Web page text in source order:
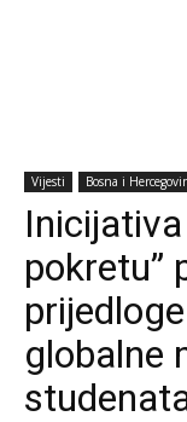
Vijesti Bosna i
pokretu”
globalne